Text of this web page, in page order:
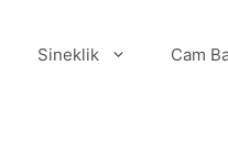
Sineklik Cam